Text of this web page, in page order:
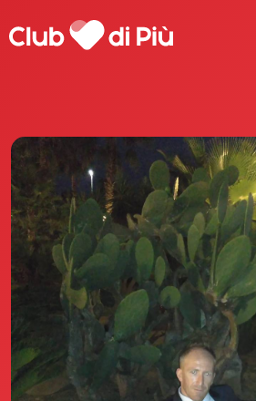
Scopri Club di Più
Le testimonianze Club
La fondatrice Valeria
Annunci Donne
Agenzia matrimoniale Club di Più
Love Notebook